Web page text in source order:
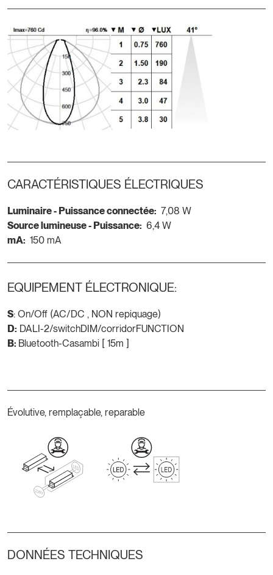
CARACTÉRISTIQUES ÉLECTRIQUES
Luminaire - Puissance connectée: 7,08 W
Source lumineuse - Puissance: 6,4 W
mA: 150 mA
EQUIPEMENT ÉLECTRONIQUE:
S: On/Off (AC/DC , NON repiquage)
D: DALI-2/switchDIM/corridorFUNCTION
B: Bluetooth-Casambi [ 15m ]
Évolutive, remplaçable, reparable
DONNÉES TECHNIQUES